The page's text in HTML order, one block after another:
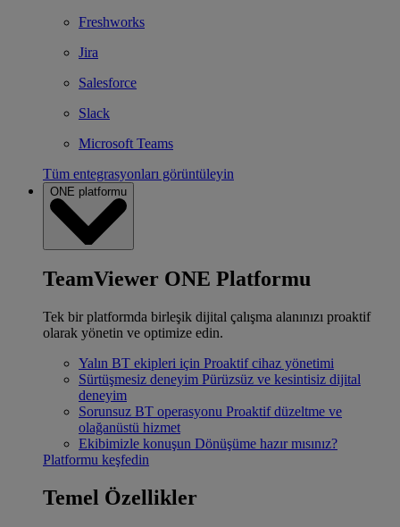
Freshworks
Jira
Salesforce
Slack
Microsoft Teams
Tüm entegrasyonları görüntüleyin
ONE platformu
TeamViewer ONE Platformu
Tek bir platformda birleşik dijital çalışma alanınızı proaktif
olarak yönetin ve optimize edin.
Yalın BT ekipleri için Proaktif cihaz yönetimi
Sürtüşmesiz deneyim Pürüzsüz ve kesintisiz dijital
deneyim
Sorunsuz BT operasyonu Proaktif düzeltme ve
olağanüstü hizmet
Ekibimizle konuşun Dönüşüme hazır mısınız?
Platformu keşfedin
Temel Özellikler